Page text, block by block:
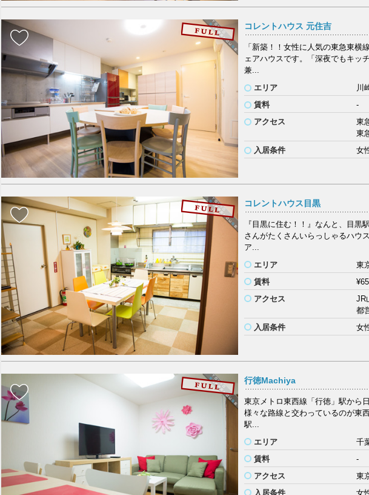
コレントハウス 元住吉
「新築！！女性に人気の東急東
ェアハウスです。「深夜でもキッ
兼...
エリア
川
賃料
-
アクセス
東
東
入居条件
女
コレントハウス目黒
『目黒に住む！！』なんと、目
さんがたくさんいらっしゃるハウ
ア...
エリア
東
賃料
アクセス
JR
都
入居条件
女
行徳Machiya
東京メトロ東西線「行徳」駅から
様々な路線と交わっているのが東
駅...
エリア
千
賃料
-
アクセス
東
入居条件
女